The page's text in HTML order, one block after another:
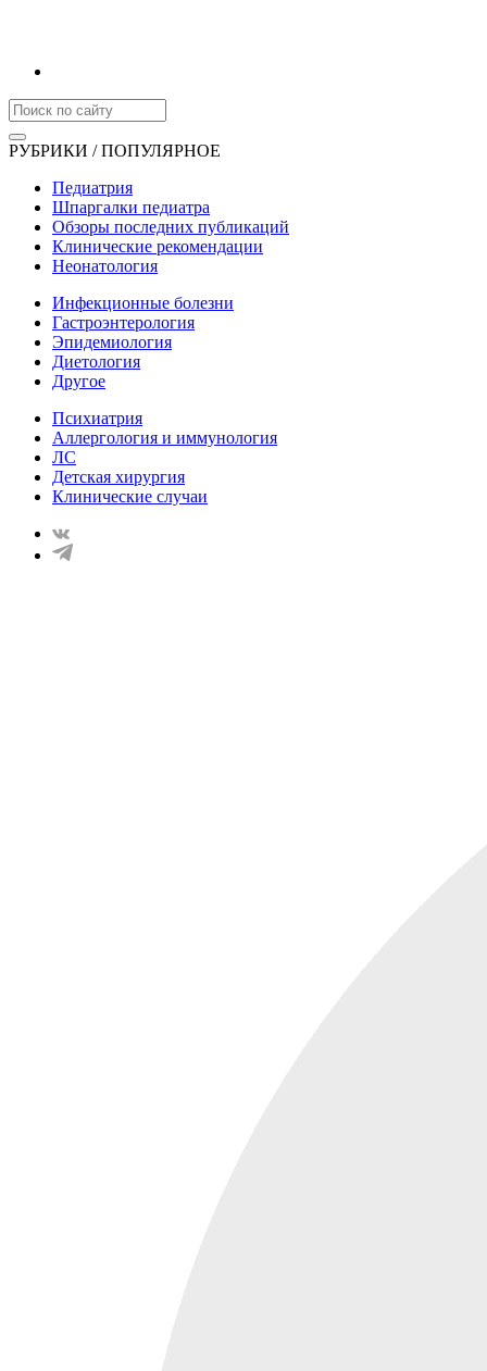
РУБРИКИ / ПОПУЛЯРНОЕ
Педиатрия
Шпаргалки педиатра
Обзоры последних публикаций
Клинические рекомендации
Неонатология
Инфекционные болезни
Гастроэнтерология
Эпидемиология
Диетология
Другое
Психиатрия
Аллергология и иммунология
ЛС
Детская хирургия
Клинические случаи